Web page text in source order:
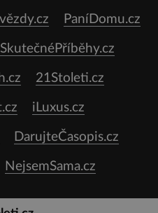
PaníDomu.cz
SkutečnéPříběhy.cz
21Stoleti.cz
iLuxus.cz
DarujteČasopis.cz
NejsemSama.cz